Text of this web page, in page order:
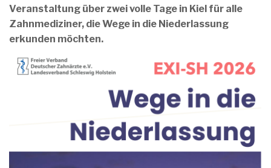
Veranstaltung über zwei volle Tage in Kiel für alle
Zahnmediziner, die Wege in die Niederlassung
erkunden möchten.